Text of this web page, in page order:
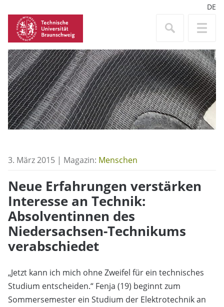
DE
3. März 2015 | Magazin: Menschen
Neue Erfahrungen verstärken
Interesse an Technik:
Absolventinnen des
Niedersachsen-Technikums
verabschiedet
„Jetzt kann ich mich ohne Zweifel für ein technisches
Studium entscheiden.“ Fenja (19) beginnt zum
Sommersemester ein Studium der Elektrotechnik an